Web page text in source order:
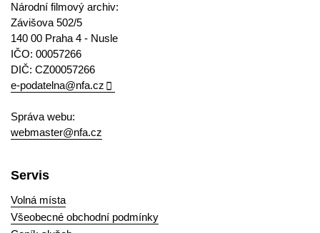
Národní filmový archiv:
Závišova 502/5
140 00 Praha 4 - Nusle
IČO: 00057266
DIČ: CZ00057266
e-podatelna@nfa.cz
Správa webu:
webmaster@nfa.cz
Servis
Volná místa
Všeobecné obchodní podmínky